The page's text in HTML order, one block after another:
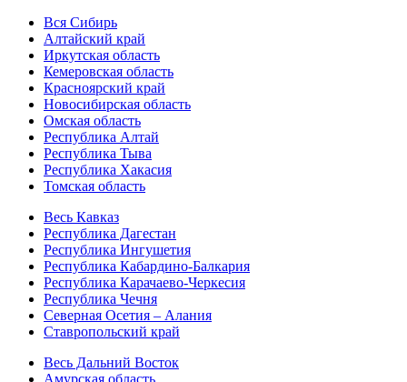
Вся Сибирь
Алтайский край
Иркутская область
Кемеровская область
Красноярский край
Новосибирская область
Омская область
Республика Алтай
Республика Тыва
Республика Хакасия
Томская область
Весь Кавказ
Республика Дагестан
Республика Ингушетия
Республика Кабардино-Балкария
Республика Карачаево-Черкесия
Республика Чечня
Северная Осетия – Алания
Ставропольский край
Весь Дальний Восток
Амурская область